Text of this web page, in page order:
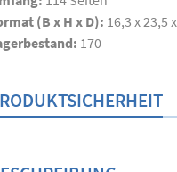
(B x H x D): 16,3 x 23,5
170